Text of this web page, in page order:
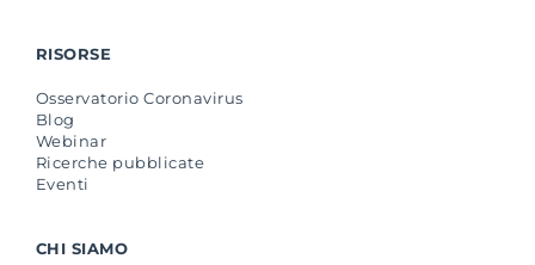
RISORSE
Osservatorio Coronavirus
Blog
Webinar
Ricerche pubblicate
Eventi
CHI SIAMO